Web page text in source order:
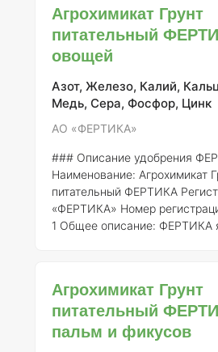
зарегистрировано за
и производится АО
подтверждает его качество и
Состав элементов:
содержит сбалансированный
микроэлементов, что
Агрохимикат Грунт
питательный
овощей
Азот, Железо, Калий,
Медь, Сера, Фосфор, Цинк
АО «ФЕРТИКА»
### Описание удобрения
Наименование: Агрохимикат
питательный ФЕРТИКА
«ФЕРТИКА» Номер
1 Общее описание:
разработано с учетом
различных
способствует улучшению
растений, а также увеличению
Агрохимикат Грунт
питательный
пальм и фикусов